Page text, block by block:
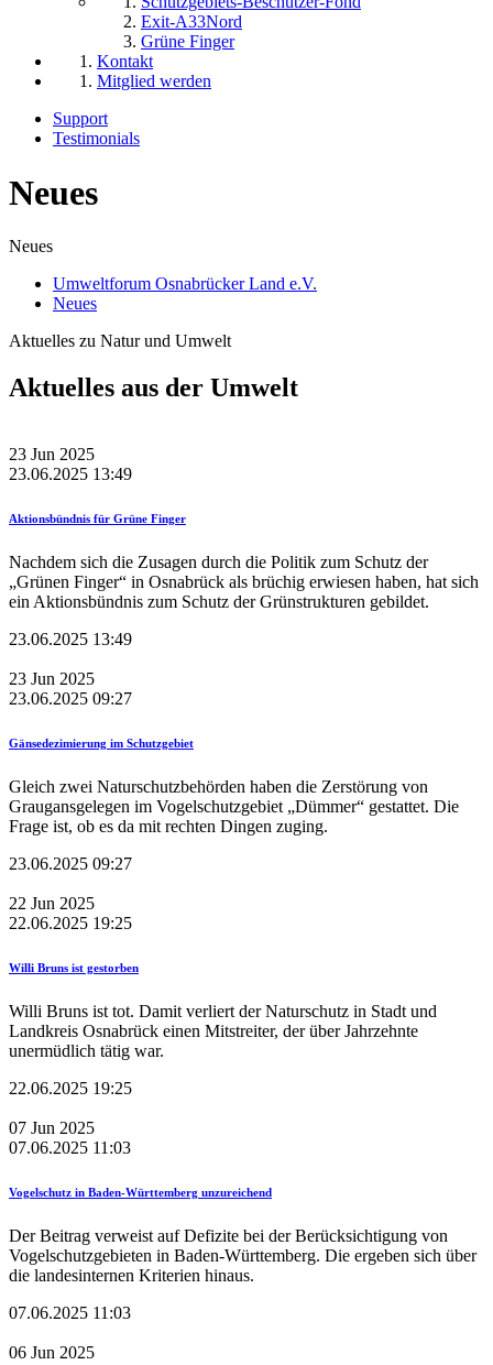
Exit-A33Nord
Grüne Finger
Kontakt
Mitglied werden
Support
Testimonials
Neues
Neues
Umweltforum Osnabrücker Land e.V.
Neues
Aktuelles zu Natur und Umwelt
Aktuelles aus der Umwelt
23 Jun 2025
23.06.2025 13:49
Aktionsbündnis für Grüne Finger
Nachdem sich die Zusagen durch die Politik zum Schutz der
„Grünen Finger“ in Osnabrück als brüchig erwiesen haben, hat sich
ein Aktionsbündnis zum Schutz der Grünstrukturen gebildet.
23.06.2025 13:49
23 Jun 2025
23.06.2025 09:27
Gänsedezimierung im Schutzgebiet
Gleich zwei Naturschutzbehörden haben die Zerstörung von
Graugansgelegen im Vogelschutzgebiet „Dümmer“ gestattet. Die
Frage ist, ob es da mit rechten Dingen zuging.
23.06.2025 09:27
22 Jun 2025
22.06.2025 19:25
Willi Bruns ist gestorben
Willi Bruns ist tot. Damit verliert der Naturschutz in Stadt und
Landkreis Osnabrück einen Mitstreiter, der über Jahrzehnte
unermüdlich tätig war.
22.06.2025 19:25
07 Jun 2025
07.06.2025 11:03
Vogelschutz in Baden-Württemberg unzureichend
Der Beitrag verweist auf Defizite bei der Berücksichtigung von
Vogelschutzgebieten in Baden-Württemberg. Die ergeben sich über
die landesinternen Kriterien hinaus.
07.06.2025 11:03
06 Jun 2025